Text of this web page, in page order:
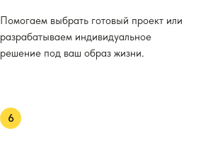
Помогаем выбрать готовый проект или
разрабатываем индивидуальное
решение под ваш образ жизни.